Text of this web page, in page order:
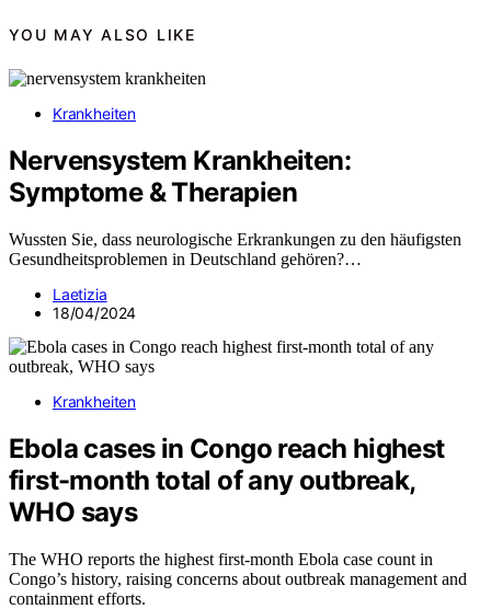
YOU MAY ALSO LIKE
Krankheiten
Nervensystem Krankheiten:
Symptome & Therapien
Wussten Sie, dass neurologische Erkrankungen zu den häufigsten
Gesundheitsproblemen in Deutschland gehören?…
Laetizia
18/04/2024
Krankheiten
Ebola cases in Congo reach highest
first-month total of any outbreak,
WHO says
The WHO reports the highest first-month Ebola case count in
Congo’s history, raising concerns about outbreak management and
containment efforts.